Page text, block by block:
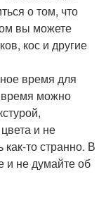
о том, что
вы можете
кос и другие
время для
время можно
и не
как-то странно. В
и не думайте об